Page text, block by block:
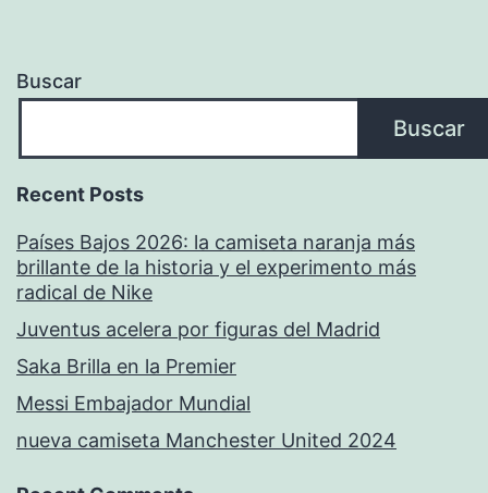
Buscar
Buscar
Recent Posts
Países Bajos 2026: la camiseta naranja más
brillante de la historia y el experimento más
radical de Nike
Juventus acelera por figuras del Madrid
Saka Brilla en la Premier
Messi Embajador Mundial
nueva camiseta Manchester United 2024